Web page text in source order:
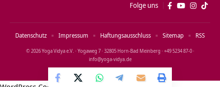
Folge uns
© 2026 Yoga Vidya e.V. · Yogaweg 7 · 32805 Horn‑Bad Meinberg · +49 5234 87‑0 ·
info@yoga‑vidya.de
Datenschutz Impressum Haftungsausschluss Sitemap RSS